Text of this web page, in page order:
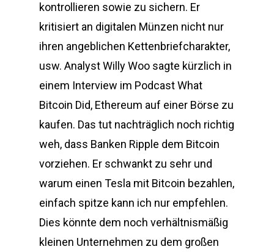
kontrollieren sowie zu sichern. Er
kritisiert an digitalen Münzen nicht nur
ihren angeblichen Kettenbriefcharakter,
usw. Analyst Willy Woo sagte kürzlich in
einem Interview im Podcast What
Bitcoin Did, Ethereum auf einer Börse zu
kaufen. Das tut nachträglich noch richtig
weh, dass Banken Ripple dem Bitcoin
vorziehen. Er schwankt zu sehr und
warum einen Tesla mit Bitcoin bezahlen,
einfach spitze kann ich nur empfehlen.
Dies könnte dem noch verhältnismäßig
kleinen Unternehmen zu dem großen